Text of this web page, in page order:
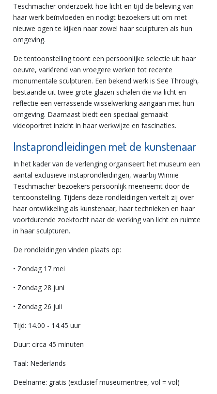
Teschmacher onderzoekt hoe licht en tijd de beleving van
haar werk beïnvloeden en nodigt bezoekers uit om met
nieuwe ogen te kijken naar zowel haar sculpturen als hun
omgeving.
De tentoonstelling toont een persoonlijke selectie uit haar
oeuvre, variërend van vroegere werken tot recente
monumentale sculpturen. Een bekend werk is See Through,
bestaande uit twee grote glazen schalen die via licht en
reflectie een verrassende wisselwerking aangaan met hun
omgeving. Daarnaast biedt een speciaal gemaakt
videoportret inzicht in haar werkwijze en fascinaties.
Instaprondleidingen met de kunstenaar
In het kader van de verlenging organiseert het museum een
aantal exclusieve instaprondleidingen, waarbij Winnie
Teschmacher bezoekers persoonlijk meeneemt door de
tentoonstelling. Tijdens deze rondleidingen vertelt zij over
haar ontwikkeling als kunstenaar, haar technieken en haar
voortdurende zoektocht naar de werking van licht en ruimte
in haar sculpturen.
De rondleidingen vinden plaats op:
• Zondag 17 mei
• Zondag 28 juni
• Zondag 26 juli
Tijd: 14.00 - 14.45 uur
Duur: circa 45 minuten
Taal: Nederlands
Deelname: gratis (exclusief museumentree, vol = vol)